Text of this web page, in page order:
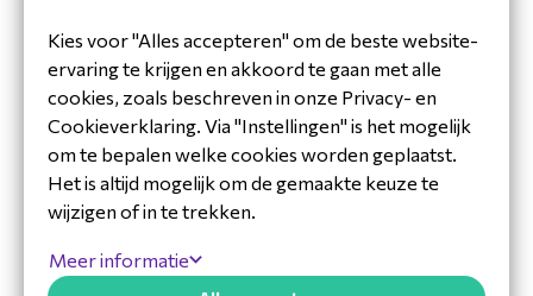
Heb je al een account aangemaakt of inloggegevens
gekregen?
Inloggen
Kies voor "Alles accepteren" om de beste website-
ervaring te krijgen en akkoord te gaan met alle
cookies, zoals beschreven in onze Privacy- en
Cookieverklaring. Via "Instellingen" is het mogelijk
om te bepalen welke cookies worden geplaatst.
Het is altijd mogelijk om de gemaakte keuze te
wijzigen of in te trekken.
Meer informatie